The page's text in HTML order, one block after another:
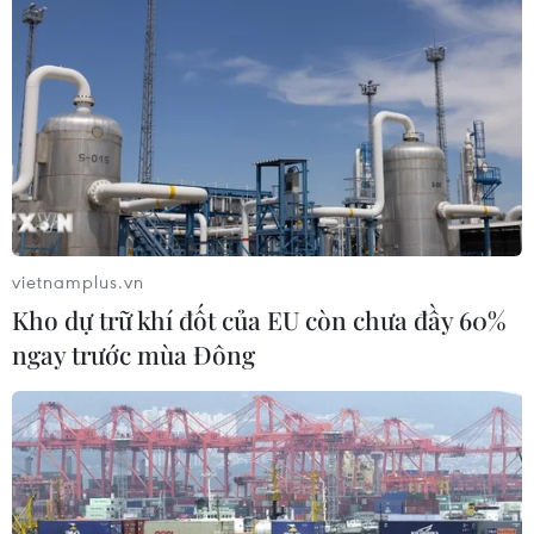
Sâm Ngọc Linh: Báu vật trong tay,
bao giờ "hóa rồng"?
02/08/2026 11:38
Yếu tố di truyền có thể quyết định
quá trình phát triển ung thư
02/08/2026 09:43
Phương pháp mới giúp phát hiện
sớm bệnh Alzheimer
30/07/2026 14:27
vietnamplus.vn
Kho dự trữ khí đốt của EU còn chưa đầy 60%
ngay trước mùa Đông